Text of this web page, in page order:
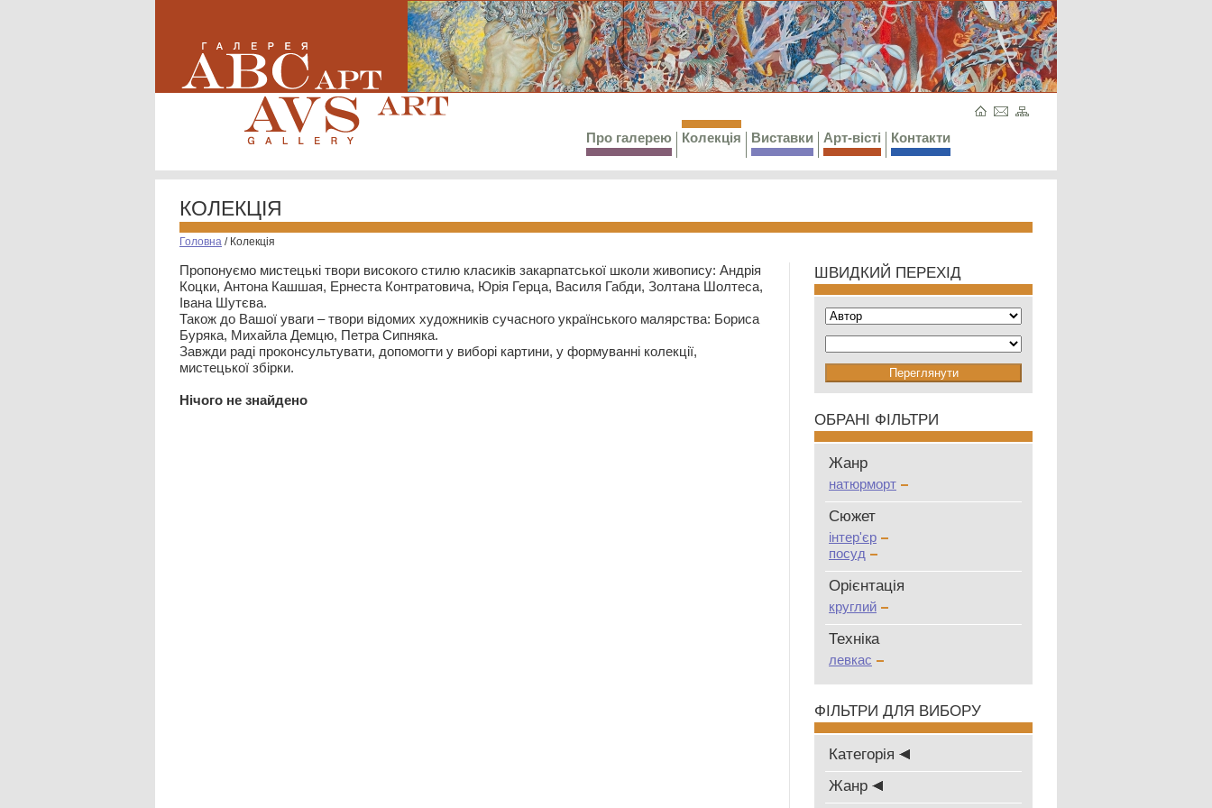
Про галерею Колекція Виставки Арт-вісті Контакти
КОЛЕКЦІЯ
Головна / Колекція
Пропонуємо мистецькі твори високого стилю класиків закарпатської школи живопису: Андрія
Коцки, Антона Кашшая, Ернеста Контратовича, Юрія Герца, Василя Габди, Золтана Шолтеса,
Івана Шутєва.
Також до Вашої уваги – твори відомих художників сучасного українського малярства: Бориса
Буряка, Михайла Демцю, Петра Сипняка.
Завжди раді проконсультувати, допомогти у виборі картини, у формуванні колекції,
мистецької збірки.
Нiчого не знайдено
ШВИДКИЙ ПЕРЕХІД
ОБРАНІ ФІЛЬТРИ
Жанр
натюрморт
Сюжет
інтер'єр
посуд
Oрієнтація
круглий
Техніка
левкас
ФІЛЬТРИ ДЛЯ ВИБОРУ
Категорія
Жанр